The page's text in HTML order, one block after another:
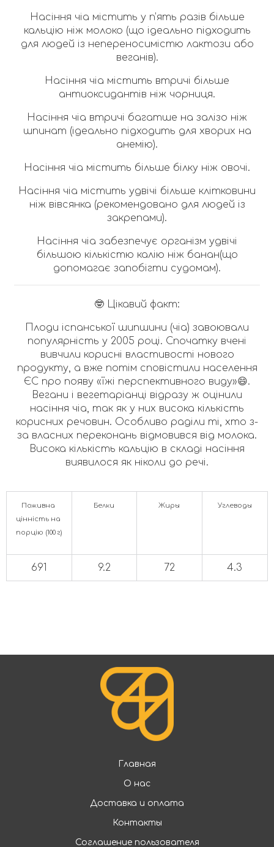
Насіння чіа містить у п’ять разів більше
кальцію ніж молоко (що ідеально підходить
для людей із непереносимістю лактози або
веганів).
Насіння чіа містить втричі більше
антиоксидантів ніж чорниця.
Насіння чіа втричі багатше на залізо ніж
шпинат (ідеально підходить для хворих на
анемію).
Насіння чіа містить більше білку ніж овочі.
Насіння чіа містить удвічі більше клітковини
ніж вівсянка (рекомендовано для людей із
закрепами).
Насіння чіа забезпечує організм удвічі
більшою кількістю калію ніж банан(що
допомагає запобігти судомам).
🤓 Цікавий факт:
Плоди іспанської шипшини (чіа) завоювали
популярність у 2005 році. Спочатку вчені
вивчили корисні властивості нового
продукту, а вже потім сповістили населення
ЄС про появу «їжі перспективного виду»😄.
Вегани і вегетаріанці відразу ж оцінили
насіння чіа, так як у них висока кількість
корисних речовин. Особливо раділи ті, хто з-
за власних переконань відмовився від молока.
Висока кількість кальцію в складі насіння
виявилося як ніколи до речі.
Поживна
цінність на
порцію (100 г)
Белки Жиры Углеводы
691 9.2 72 4.3
Главная
О нас
Доставка и оплата
Контакты
Соглашение пользователя